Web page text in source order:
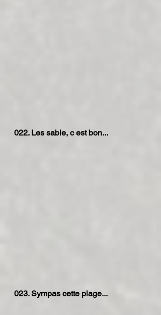
022. Les sable, c est bon...
023. Sympas cette plage...